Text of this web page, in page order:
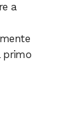
a
primo